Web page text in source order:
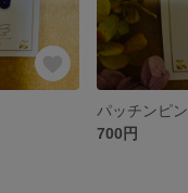
パッチンピン
700円